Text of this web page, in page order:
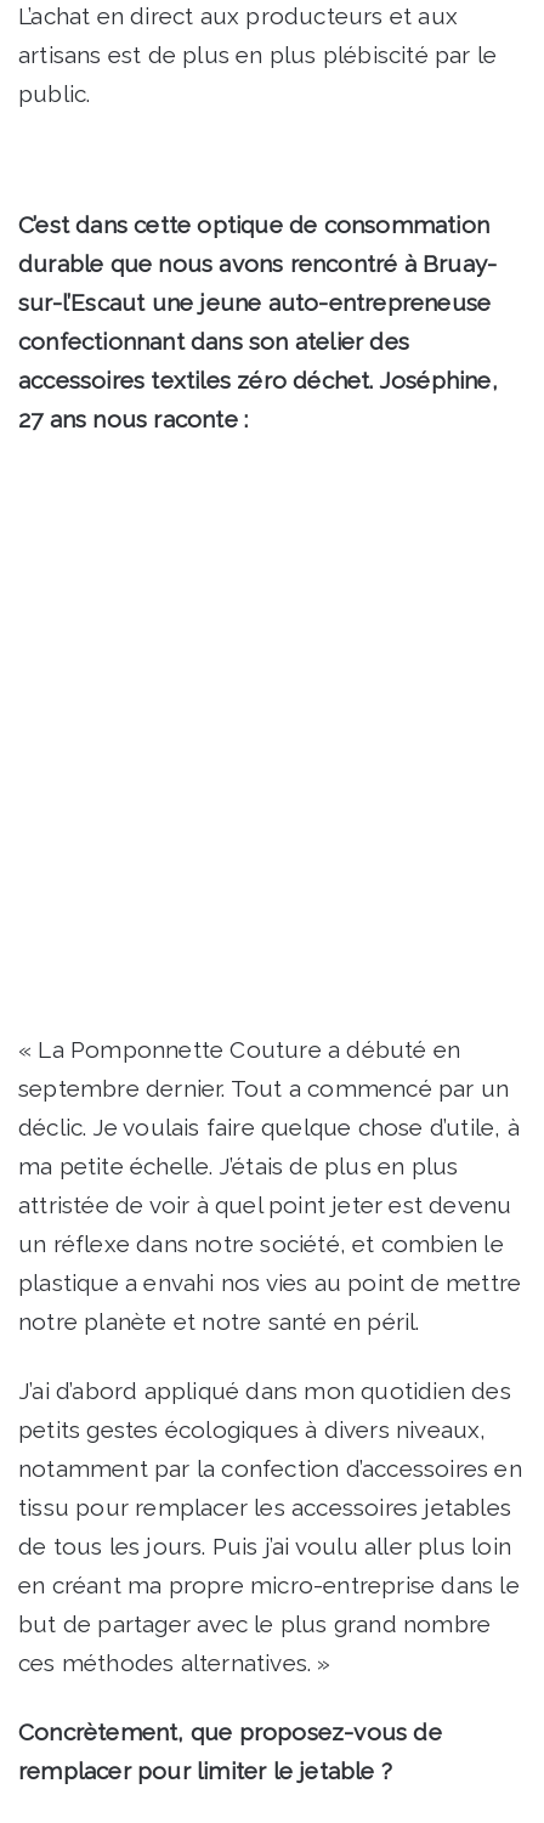
L’achat en direct aux producteurs et aux
artisans est de plus en plus plébiscité par le
public.
C’est dans cette optique de consommation
durable que nous avons rencontré à Bruay-
sur-l’Escaut une jeune auto-entrepreneuse
confectionnant dans son atelier des
accessoires textiles zéro déchet. Joséphine,
27 ans nous raconte :
« La Pomponnette Couture a débuté en
septembre dernier. Tout a commencé par un
déclic. Je voulais faire quelque chose d’utile, à
ma petite échelle. J’étais de plus en plus
attristée de voir à quel point jeter est devenu
un réflexe dans notre société, et combien le
plastique a envahi nos vies au point de mettre
notre planète et notre santé en péril.
J’ai d’abord appliqué dans mon quotidien des
petits gestes écologiques à divers niveaux,
notamment par la confection d’accessoires en
tissu pour remplacer les accessoires jetables
de tous les jours. Puis j’ai voulu aller plus loin
en créant ma propre micro-entreprise dans le
but de partager avec le plus grand nombre
ces méthodes alternatives. »
Concrètement, que proposez-vous de
remplacer pour limiter le jetable ?